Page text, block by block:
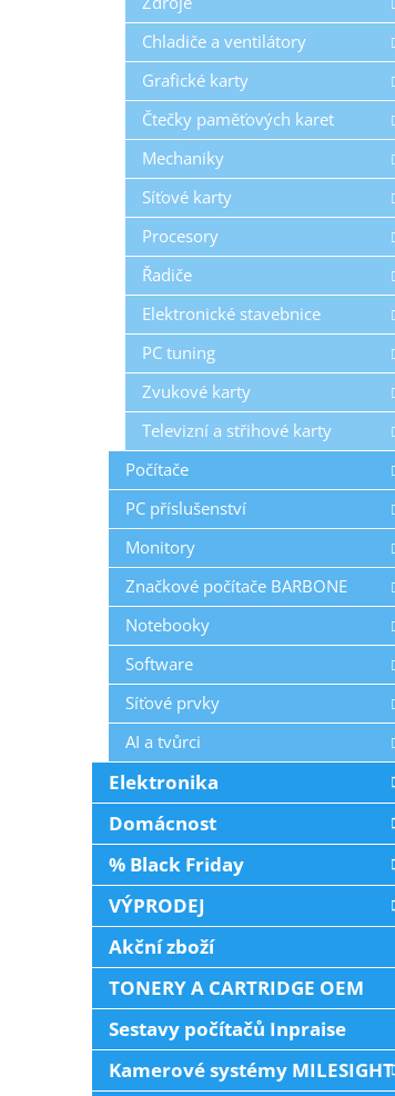
Chladiče a ventilátory
Grafické karty
Čtečky paměťových karet
Mechaniky
Síťové karty
Procesory
Řadiče
Elektronické stavebnice
PC tuning
Zvukové karty
Televizní a střihové karty
Počítače
PC příslušenství
Monitory
Značkové počítače BARBONE
Notebooky
Software
Síťové prvky
AI a tvůrci
Elektronika
Domácnost
% Black Friday
VÝPRODEJ
Akční zboží
TONERY A CARTRIDGE OEM
Sestavy počítačů Inpraise
Kamerové systémy MILESIGHT